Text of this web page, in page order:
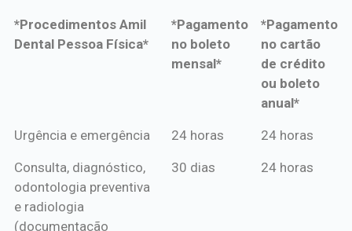
*Procedimentos Amil
Dental Pessoa Física*
*Pagamento
no boleto
mensal*
*Pagamento
no cartão
de crédito
ou boleto
anual*
*Procedimentos Amil
*Pagamento
mensal*
*Pagamento
de crédito
Urgência e emergência 24 horas 24 horas
Consulta, diagnóstico,
odontologia preventiva
e radiologia
(documentação
30 dias 24 horas